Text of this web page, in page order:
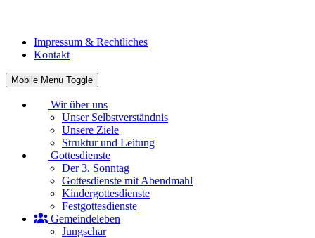
Impressum & Rechtliches
Kontakt
Mobile Menu Toggle
Wir über uns
Unser Selbstverständnis
Unsere Ziele
Struktur und Leitung
Gottesdienste
Der 3. Sonntag
Gottesdienste mit Abendmahl
Kindergottesdienste
Festgottesdienste
Gemeindeleben
Jungschar